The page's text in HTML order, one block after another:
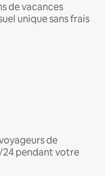
de vacances
unique sans frais
de
pendant votre